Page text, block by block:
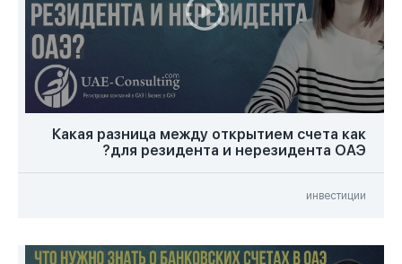
Какая разница между открытием счета как
для резидента и нерезидента ОАЭ?
инвестиции